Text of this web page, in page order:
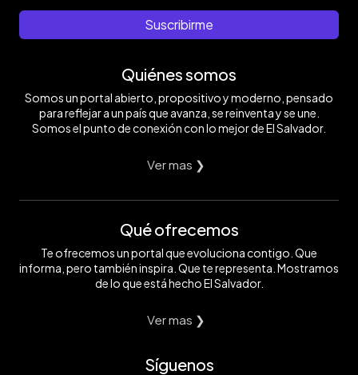
Suscribirme
Quiénes somos
Somos un portal abierto, propositivo y moderno, pensado
para reflejar a un país que avanza, se reinventa y se une.
Somos el punto de conexión con lo mejor de El Salvador.
Ver mas ❯
Qué ofrecemos
Te ofrecemos un portal que evoluciona contigo. Que
informa, pero también inspira. Que te representa. Mostramos
de lo que está hecho El Salvador.
Ver mas ❯
Síguenos